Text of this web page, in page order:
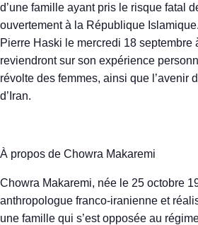
d’une famille ayant pris le risque fatal
ouvertement à la République
Pierre Haski le mercredi 18 septembre
reviendront sur son expérience
révolte des femmes, ainsi que l’avenir
d’Iran.
À propos de Chowra Makaremi
Chowra Makaremi, née le 25 octobre
anthropologue franco-iranienne et
une famille qui s’est opposée au